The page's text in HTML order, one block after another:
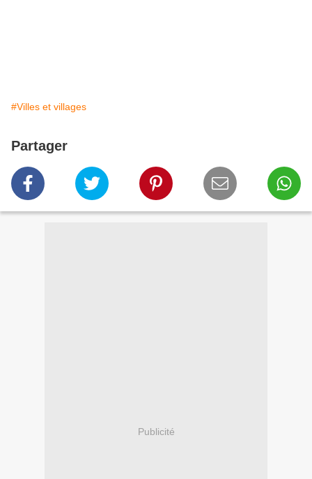
#Villes et villages
Partager
Publicité